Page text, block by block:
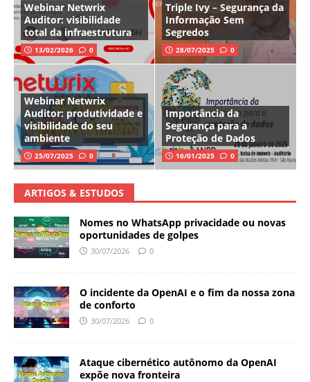
Webinar Netwrix
Auditor: visibilidade
total da infraestrutura
13/02/2026 0
Triple Ivy – Segurança da
Informação Sem
Segredos
28/07/2025 0
Webinar Netwrix
Auditor: produtividade e
visibilidade do seu
ambiente
25/07/2025 0
Importância da
Segurança para a
Proteção de Dados
16/01/2025 0
ARTIGOS & ESTUDOS
Nomes no WhatsApp privacidade ou novas
oportunidades de golpes
30/07/2026 0
O incidente da OpenAI e o fim da nossa zona
de conforto
30/07/2026 0
Ataque cibernético autônomo da OpenAI
expõe nova fronteira